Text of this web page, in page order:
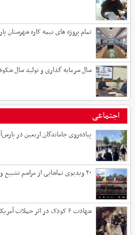
تمام پروژه های نیمه کاره شهرستان
سال سرمایه گذاری و تولید سال
اجتماعی
پیاده‌روی جاماندگان اربعین در
۲۰ ویدیوی تماشایی از مراسم تشییع و نماز بر پیکر رهبر شهید در مشهد
شهادت ۶ کودک در اثر حملات آمریکایی – صهیونی در استان تهران